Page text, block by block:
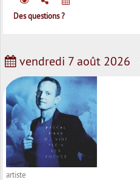
Des questions ?
vendredi 7 août 2026
artiste